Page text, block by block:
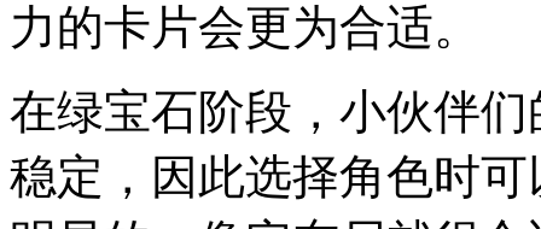
力的卡片会更为合适。
在绿宝石阶段，小伙伴
稳定，因此选择角色时